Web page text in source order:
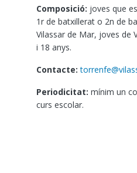
Composició: joves que
1r de batxillerat o 2n de
Vilassar de Mar, joves de
i 18 anys.
Contacte:
Periodicitat: mínim un
curs escolar.